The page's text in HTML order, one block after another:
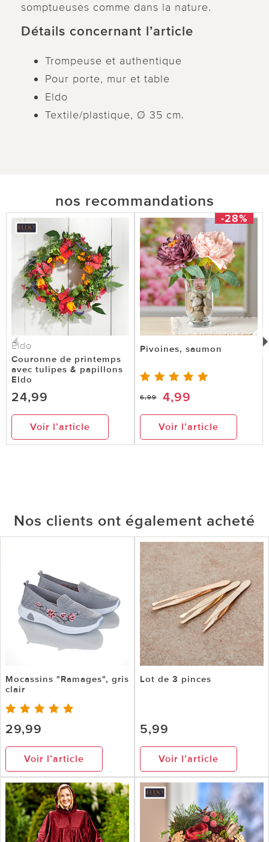
somptueuses comme dans la nature.
Détails concernant l’article
Trompeuse et authentique
Pour porte, mur et table
Eldo
Textile/plastique, Ø 35 cm.
nos recommandations
Eldo
Couronne de printemps
avec tulipes & papillons
Eldo
24,99
Voir l’article
-28%
Pivoines, saumon
6,99 4,99
Voir l’article
Nos clients ont également acheté
Mocassins "Ramages", gris
clair
29,99
Voir l’article
Lot de 3 pinces
5,99
Voir l’article